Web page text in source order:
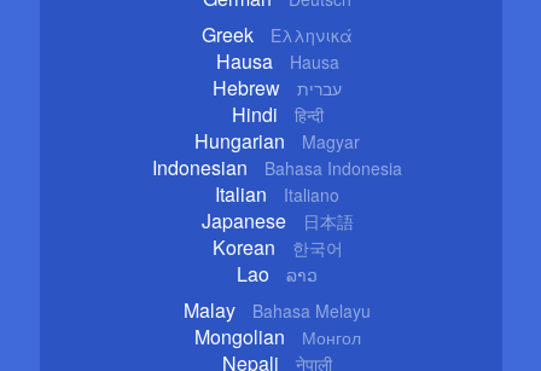
Greek Ελληνικά
Hausa Hausa
Hebrew עברית
Hindi हिन्दी
Hungarian Magyar
Indonesian Bahasa Indonesia
Italian Italiano
Japanese 日本語
Korean 한국어
Lao ລາວ
Malay Bahasa Melayu
Mongolian Монгол
Nepali नेपाली